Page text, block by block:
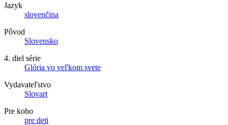
Jazyk
slovenčina
Pôvod
Slovensko
4. diel série
Glória vo veľkom svete
Vydavateľstvo
Slovart
Pre koho
pre deti